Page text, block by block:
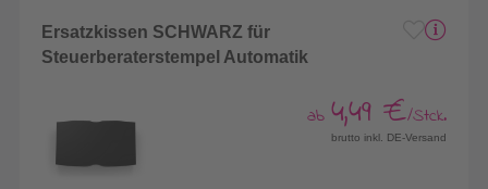
Ersatzkissen SCHWARZ für
Steuerberaterstempel Automatik
ab 4,49 €/Stck.
brutto inkl. DE-Versand